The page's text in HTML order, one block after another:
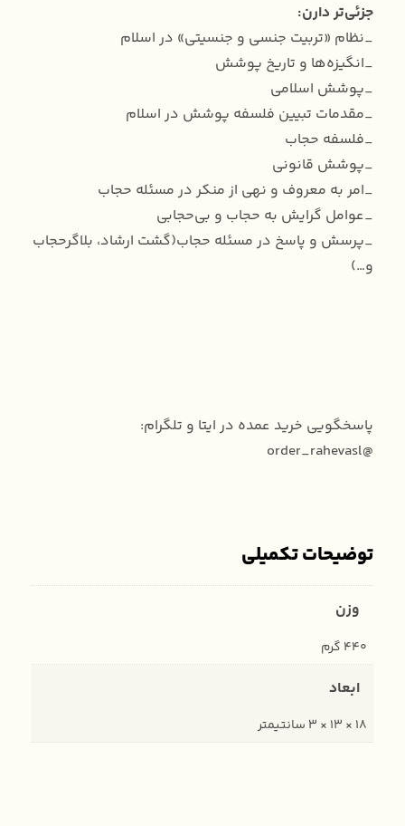
جزئی‌تر دارن:
_نظام «تربیت جنسی و جنسیتی» در اسلام
_انگیزه‌ها و تاریخ پوشش
_پوشش اسلامی
_مقدمات تبیین فلسفه پوشش در اسلام
_فلسفه حجاب
_پوشش قانونی
_امر به معروف و نهی از منکر در مسئله حجاب
_عوامل گرایش به حجاب و بی‌حجابی
_پرسش و پاسخ در مسئله حجاب(گشت ارشاد، بلاگرحجاب
و…)
پاسخگویی خرید عمده در ایتا و تلگرام:
@order_rahevasl
توضیحات تکمیلی
وزن
440 گرم
ابعاد
18 × 13 × 3 سانتیمتر